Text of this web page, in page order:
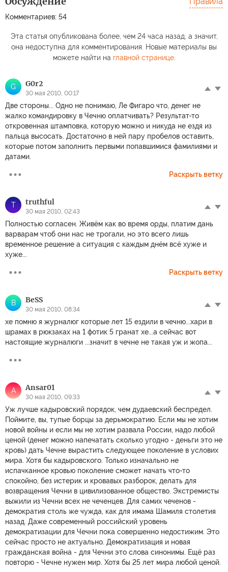
Комментариев: 54
Эта статья опубликована более, чем 24 часа назад, а значит,
она недоступна для комментирования. Новые материалы вы
можете найти на главной странице.
G G0r2
30 мая 2010, 00:17
Две стороны... Одно не понимаю, Ле Фигаро что, денег не
жалко командировку в Чечню оплатчивать? Результат-то
откровенная штамповка, которую можно и никуда не ездя из
пальца высосать. Достаточно в ней пару пробелов оставить,
которые потом заполнить первыми попавшимися фамилиями и
датами.
Раскрыть ветку
T truthful
30 мая 2010, 02:43
Полностью согласен. Живём как во время орды, платим дань
варварам чтоб они нас не трогали, но это всего лишь
временное решение а ситуация с каждым днём всё хуже и
хуже...
Раскрыть ветку
B BeSS
30 мая 2010, 08:34
хе помню я журналюг которые лет 15 ездили в чечню...хари в
шрамах в рюкзаках на 1 фотик 5 гранат хе...а сейчас вот
настоящие журналюги ...значит в чечне не такая уж и жопа...
A Ansar01
30 мая 2010, 09:33
Уж лучше кадыровский порядок, чем дудаевский беспредел.
Поймите, вы, тупые борцы за дерьмократию. Если мы не хотим
новой войны и если мы не хотим развала России, надо любой
ценой (денег можно напечатать сколько угодно - деньги это не
кровь) дать Чечне вырастить следующее поколение в услових
мира. Хотя бы кадыровского. Только изначально не
испачканное кровью поколение сможет начать что-то
спокойно, без истерик и кровавых разборок, делать для
возвращения Чечни в цивилизованное общество. Экстремисты
выжили из Чечни всех не чеченцев. Для самих чеченов -
демократия столь же чужда, как для имама Шамиля столетия
назад. Даже современный российский уровень
демократизации для Чечни пока совершенно недостижим. Это
сейчас просто не актуально. Демократизация и новая
гражданская война - для Чечни это слова синонимы. Ещё раз
повторю - Чечне нужен мир. Хотя бы 25 лет мира любой ценой.